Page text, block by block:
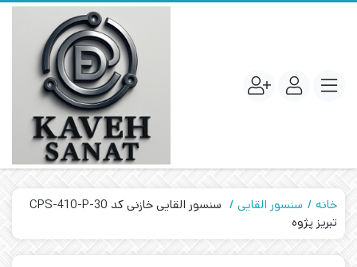
خانه سنسور القایی
سنسور القایی خازنی کد CPS-410-P-30
تبریز پژوه